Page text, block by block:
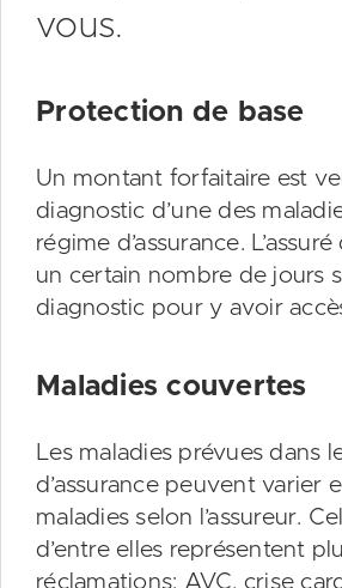
vous.
Protection de base
Un montant forfaitaire est
diagnostic d’une des
régime d’assurance.
un certain nombre de jours
diagnostic pour y avoir
Maladies couvertes
Les maladies prévues dans
d’assurance peuvent varier
maladies selon l’assureur.
d’entre elles représentent
réclamations: AVC, crise